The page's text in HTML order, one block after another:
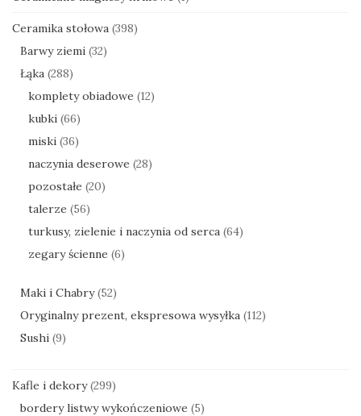
Ceramika stołowa (398)
Barwy ziemi (32)
Łąka (288)
komplety obiadowe (12)
kubki (66)
miski (36)
naczynia deserowe (28)
pozostałe (20)
talerze (56)
turkusy, zielenie i naczynia od serca (64)
zegary ścienne (6)
Maki i Chabry (52)
Oryginalny prezent, ekspresowa wysyłka (112)
Sushi (9)
Kafle i dekory (299)
bordery listwy wykończeniowe (5)